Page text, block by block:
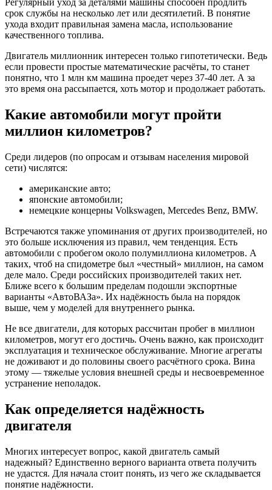
Регулярный уход за деталями машины способен продлить
срок службы на несколько лет или десятилетий. В понятие
ухода входит правильная замена масла, использование
качественного топлива.
Двигатель миллионник интересен только гипотетически. Ведь
если провести простые математические расчёты, то станет
понятно, что 1 млн км машина проедет через 37-40 лет. А за
это время она рассыпается, хоть мотор и продолжает работать.
Какие автомобили могут пройти
миллион километров?
Среди лидеров (по опросам и отзывам населения мировой
сети) числятся:
американские авто;
японские автомобили;
немецкие концерны Volkswagen, Mercedes Benz, BMW.
Встречаются также упоминания от других производителей, но
это больше исключения из правил, чем тенденция. Есть
автомобили с пробегом около полумиллиона километров. А
таких, чтоб на спидометре был «честный» миллион, на самом
деле мало. Среди российских производителей таких нет.
Ближе всего к большим пределам подошли экспортные
варианты «АвтоВАЗа». Их надёжность была на порядок
выше, чем у моделей для внутреннего рынка.
Не все двигатели, для которых рассчитан пробег в миллион
километров, могут его достичь. Очень важно, как происходит
эксплуатация и техническое обслуживание. Многие агрегаты
не доживают и до половины своего расчётного срока. Вина
этому — тяжелые условия внешней среды и несвоевременное
устранение неполадок.
Как определяется надёжность
двигателя
Многих интересует вопрос, какой двигатель самый
надежный? Единственно верного варианта ответа получить
не удастся. Для начала стоит понять, из чего же складывается
понятие надёжности.